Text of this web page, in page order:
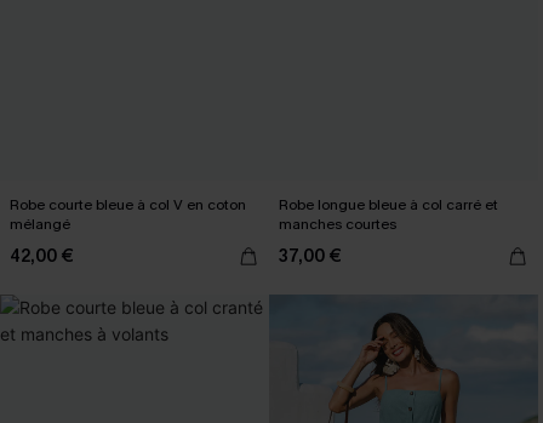
Robe courte bleue à col V en coton
mélangé
42,00 €
Robe longue bleue à col carré et
manches courtes
37,00 €